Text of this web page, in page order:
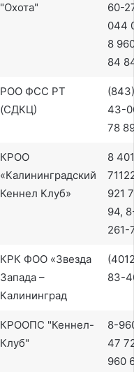
"Охота"
60-
044
8
84
РОО ФСС РТ
(СДКЦ)
43-
78
КРОО
«Калининградский
Кеннел Клуб»
8
921
94,
261-
КРК ФОО «Звезда
Запада –
Калининград
83-
КРООПС "Кеннел-
Клуб"
8-
47
960